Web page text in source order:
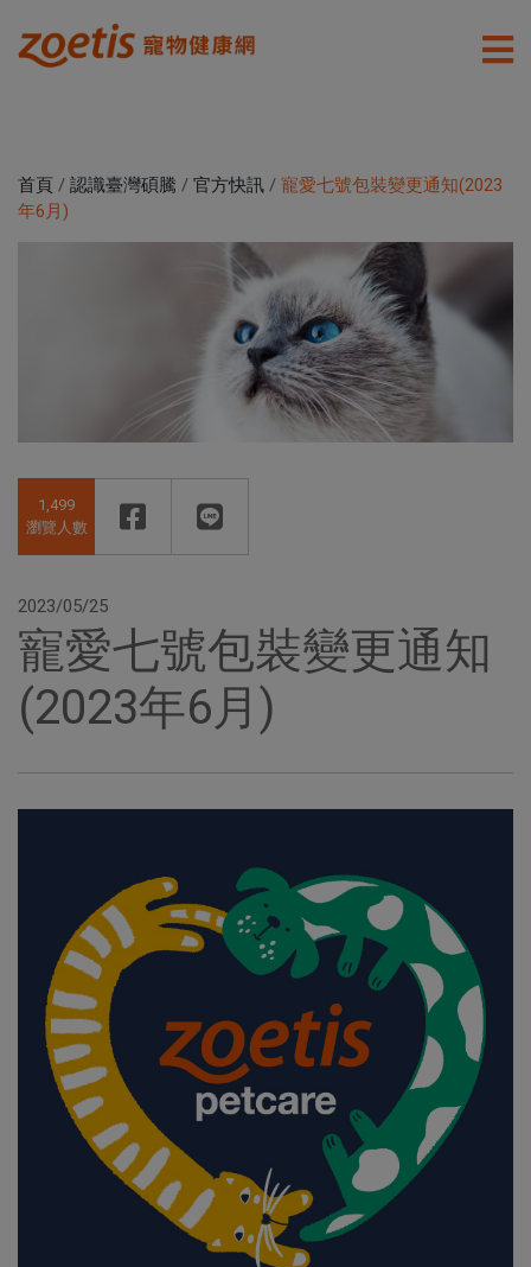
首頁 / 認識臺灣碩騰 / 官方快訊 / 寵愛七號包裝變更通知(2023
年6月)
1,499
瀏覽人數
2023/05/25
寵愛七號包裝變更通知
(2023年6月)